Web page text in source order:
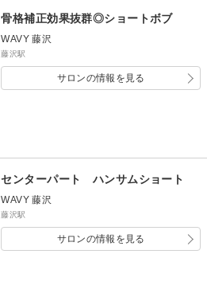
骨格補正効果抜群◎ショートボブ
WAVY 藤沢
藤沢駅
サロンの情報を見る
センターパート ハンサムショート
WAVY 藤沢
藤沢駅
サロンの情報を見る